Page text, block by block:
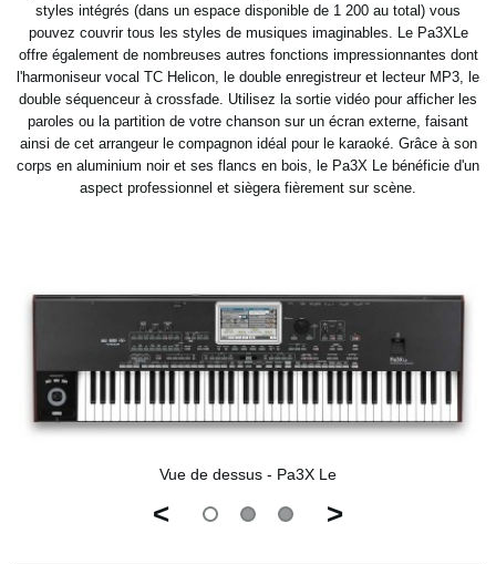
styles intégrés (dans un espace disponible de 1 200 au total) vous
pouvez couvrir tous les styles de musiques imaginables. Le Pa3XLe
offre également de nombreuses autres fonctions impressionnantes dont
l'harmoniseur vocal TC Helicon, le double enregistreur et lecteur MP3, le
double séquenceur à crossfade. Utilisez la sortie vidéo pour afficher les
paroles ou la partition de votre chanson sur un écran externe, faisant
ainsi de cet arrangeur le compagnon idéal pour le karaoké. Grâce à son
corps en aluminium noir et ses flancs en bois, le Pa3X Le bénéficie d'un
aspect professionnel et siègera fièrement sur scène.
Vue de dessus - Pa3X Le
< >